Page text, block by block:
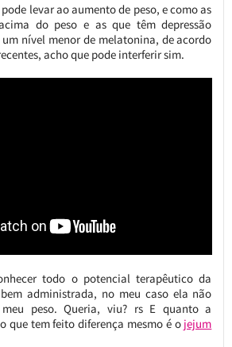
levar ao aumento de peso, e como as
do peso e as que têm depressão
um nível menor de melatonina, de acordo
acho que pode interferir sim.
todo o potencial terapêutico da
administrada, no meu caso ela não
peso. Queria, viu? rs E quanto a
que tem feito diferença mesmo é o jejum